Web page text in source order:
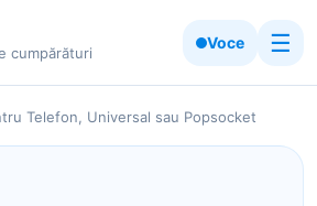
cumpărături
Voce ☰
Telefon, Universal sau Popsocket